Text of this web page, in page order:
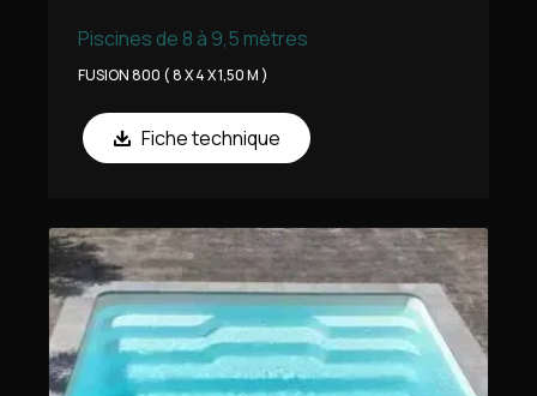
Piscines de 8 à 9,5 mètres
FUSION 800 ( 8 X 4 X 1,50 M )
Fiche technique